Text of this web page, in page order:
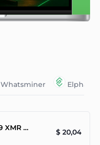
Whatsminer
Bitmain Antminer X9 XMR RandomX ASIC Miner
$ 20,04